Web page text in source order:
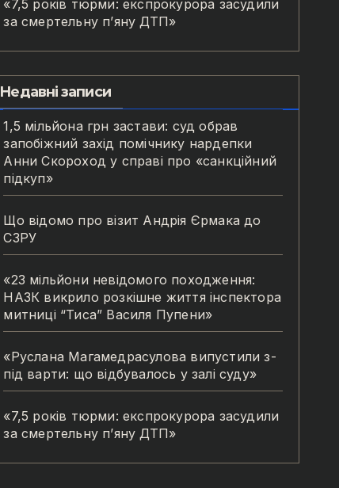
«7,5 років тюрми: експрокурора засудили
за смертельну п’яну ДТП»
Недавні записи
1,5 мільйона грн застави: суд обрав
запобіжний захід помічнику нардепки
Анни Скороход у справі про «санкційний
підкуп»
Що відомо про візит Андрія Єрмака до
СЗРУ
«23 мільйони невідомого походження:
НАЗК викрило розкішне життя інспектора
митниці “Тиса” Василя Пупени»
«Руслана Магамедрасулова випустили з-
під варти: що відбувалось у залі суду»
«7,5 років тюрми: експрокурора засудили
за смертельну п’яну ДТП»